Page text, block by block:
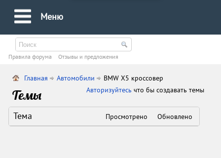
Меню
Правила форума Oтзывы и предложения
Главная Автомобили
BMW X5 кроссовер
Авторизуйтесь что бы создавать темы
Темы
Тема Просмотрено Обновлено